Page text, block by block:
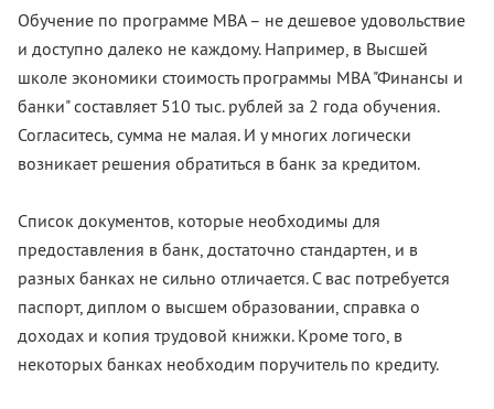
Обучение по программе МВА – не дешевое удовольствие
и доступно далеко не каждому. Например, в Высшей
школе экономики стоимость программы МВА "Финансы и
банки" составляет 510 тыс. рублей за 2 года обучения.
Согласитесь, сумма не малая. И у многих логически
возникает решения обратиться в банк за кредитом.
Список документов, которые необходимы для
предоставления в банк, достаточно стандартен, и в
разных банках не сильно отличается. С вас потребуется
паспорт, диплом о высшем образовании, справка о
доходах и копия трудовой книжки. Кроме того, в
некоторых банках необходим поручитель по кредиту.